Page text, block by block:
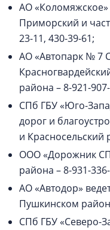
АО «Коломяжское»
Приморский и
23-11, 430-39-61;
АО «Автопарк № 7
района – 8-921-
СПб ГБУ «Юго-
дорог и
и Красносельский
ООО «Дорожник
района – 8-931-
АО «Автодор»
Пушкинском
СПб ГБУ «Северо-